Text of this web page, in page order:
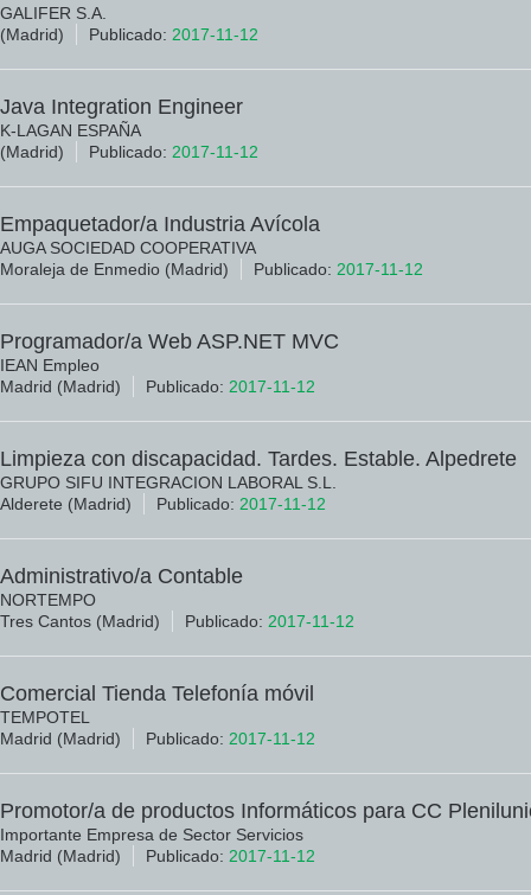
GALIFER S.A.
(Madrid)
Publicado: 2017-11-12
Java Integration Engineer
K-LAGAN ESPAÑA
(Madrid)
Publicado: 2017-11-12
Empaquetador/a Industria Avícola
AUGA SOCIEDAD COOPERATIVA
Moraleja de Enmedio (Madrid)
Publicado: 2017-11-12
Programador/a Web ASP.NET MVC
IEAN Empleo
Madrid (Madrid)
Publicado: 2017-11-12
Limpieza con discapacidad. Tardes. Estable. Alpedrete
GRUPO SIFU INTEGRACION LABORAL S.L.
Alderete (Madrid)
Publicado: 2017-11-12
Administrativo/a Contable
NORTEMPO
Tres Cantos (Madrid)
Publicado: 2017-11-12
Comercial Tienda Telefonía móvil
TEMPOTEL
Madrid (Madrid)
Publicado: 2017-11-12
Promotor/a de productos Informáticos para CC
Importante Empresa de Sector Servicios
Madrid (Madrid)
Publicado: 2017-11-12